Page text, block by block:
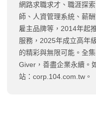
網路求職求才、職涯探
師、人資管理系統、薪
雇主品牌等，2014年起
服務，2025年成立高年
的精彩與無限可能。全
Giver，善盡企業永續。
站：corp.104.com.tw。